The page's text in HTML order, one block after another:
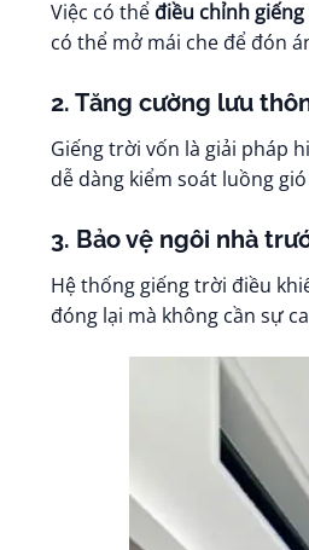
Việc có thể điều chỉnh
có thể mở mái che để đón
2. Tăng cường lưu
Giếng trời vốn là giải pháp
dễ dàng kiểm soát luồng
3. Bảo vệ ngôi nhà
Hệ thống giếng trời điều
đóng lại mà không cần sự